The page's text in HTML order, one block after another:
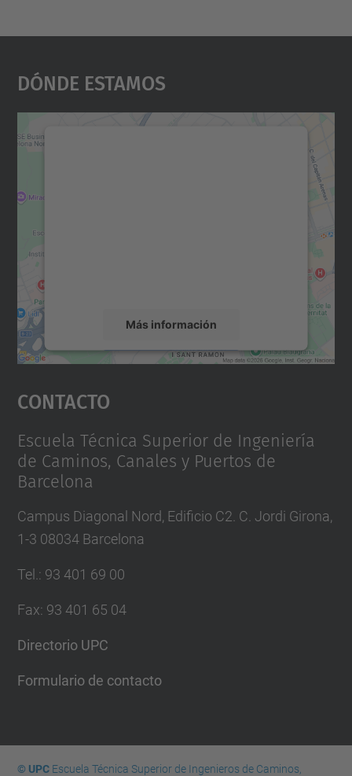
Dónde Estamos
Más información
Aceptar
powered by
Contacto
Escuela Técnica Superior de Ingeniería
de Caminos, Canales y Puertos de
Barcelona
Campus Diagonal Nord, Edificio C2. C. Jordi Girona,
1-3 08034 Barcelona
Tel. : 93 401 69 00
Fax: 93 401 65 04
Directorio UPC
Formulario de contacto
© UPCEscuela Técnica Superior de Ingenieros de Caminos,